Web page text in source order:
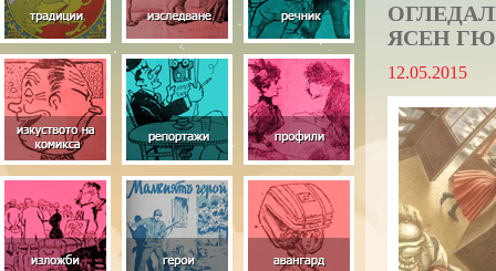
ЯСЕН
12.05.2015